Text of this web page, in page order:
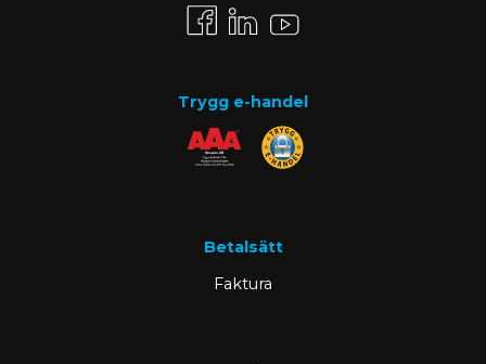
Trygg e-handel
Betalsätt
Faktura